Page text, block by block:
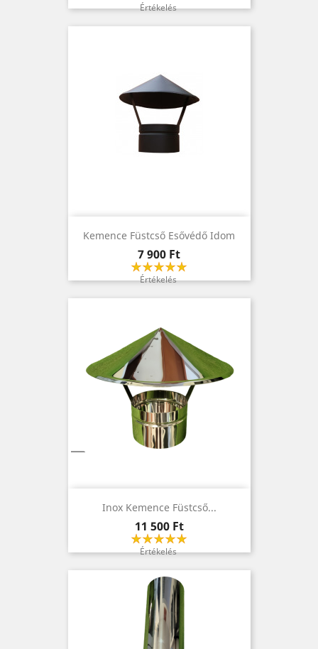
Értékelés
Kemence Füstcső Esővédő Idom
Ár
7 900 Ft
Értékelés
Inox Kemence Füstcső...
Ár
11 500 Ft
Értékelés